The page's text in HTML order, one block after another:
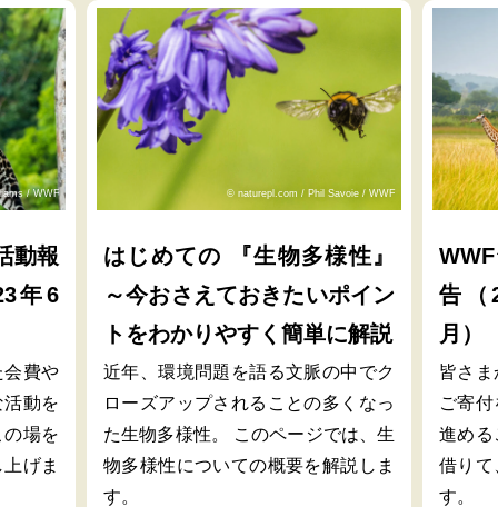
/ WWF
動報
年6
会費や
動を
場を
げま
© naturepl.com / Phil Savoie / WWF
はじめての 『生物多様性』
～今おさえておきたいポイン
トをわかりやすく簡単に解説
近年、環境問題を語る文脈の中でク
ローズアップされることの多くなっ
た生物多様性。 このページでは、生
物多様性についての概要を解説しま
す。
告（
月）
皆さ
ご寄
進める
借りて
す。